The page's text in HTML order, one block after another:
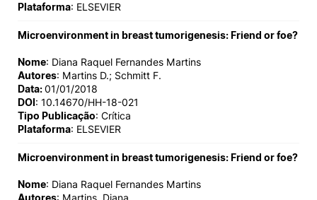
Plataforma: ELSEVIER
Microenvironment in breast tumorigenesis: Friend or foe?
Nome: Diana Raquel Fernandes Martins
Autores: Martins D.; Schmitt F.
Data:01/01/2018
DOI: 10.14670/HH-18-021
Tipo Publicação: Crítica
Plataforma: ELSEVIER
Microenvironment in breast tumorigenesis: Friend or foe?
Nome: Diana Raquel Fernandes Martins
Autores: Martins, Diana